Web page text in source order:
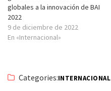
globales a la innovación de BAI
2022
9 de diciembre de 2022
En «Internacional»
Categories:INTERNACIONAL